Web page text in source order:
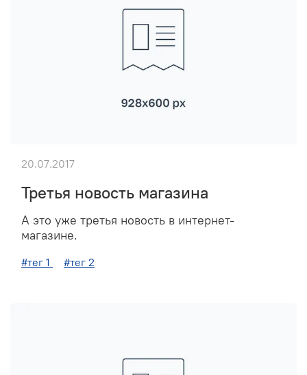
Третья новость магазина
А это уже третья новость в интернет-
магазине.
20.07.2017
#тег 1 #тег 2